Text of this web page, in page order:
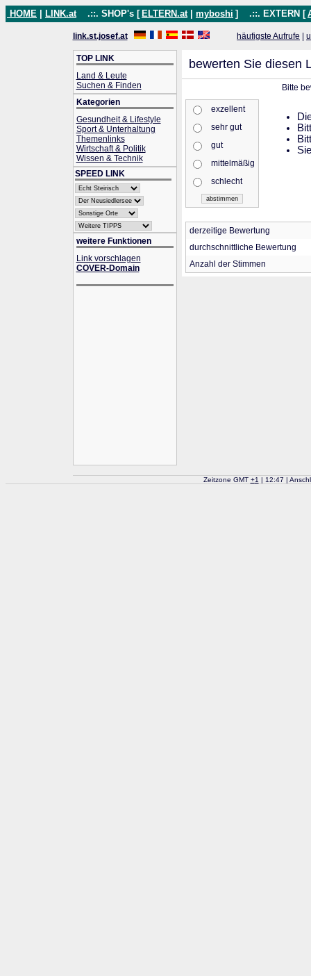
HOME LINK.at .::. SHOP's [ ELTERN.at myboshi ] .::. EXTERN [
link.st.josef.at häufigste Aufrufe
TOP LINK
Land & Leute
Suchen & Finden
Kategorien
Gesundheit & Lifestyle
Sport & Unterhaltung
Themenlinks
Wirtschaft & Politik
Wissen & Technik
SPEED LINK
weitere Funktionen
Link vorschlagen
COVER-Domain
bewerten Sie diesen
Bitte
exzellent
sehr gut
gut
mittelmäßig
schlecht
derzeitige Bewertung
durchschnittliche Bewertung
Anzahl der Stimmen
Zeitzone GMT +1 | 12:47 |